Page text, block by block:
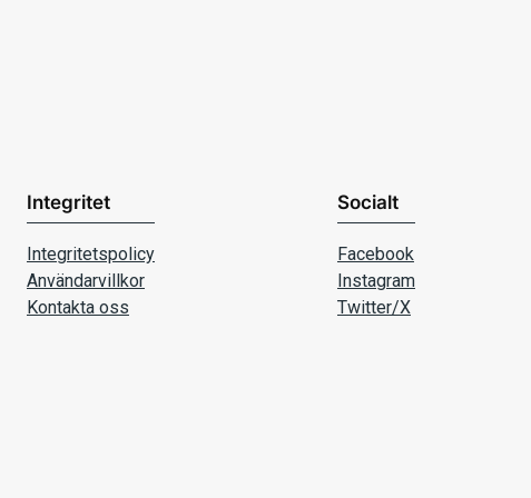
Integritet
Integritetspolicy
Användarvillkor
Kontakta oss
Socialt
Facebook
Instagram
Twitter/X